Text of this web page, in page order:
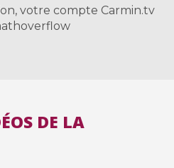
votre compte Carmin.tv
DE LA